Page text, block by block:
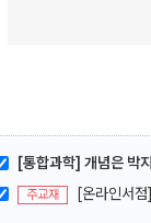
[통합과학] 개념은 박
주교재 [온라인서